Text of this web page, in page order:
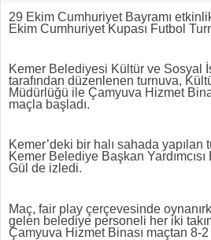
29 Ekim Cumhuriyet Bayramı
Ekim Cumhuriyet Kupası Futbol
Kemer Belediyesi Kültür ve Sosyal
tarafından düzenlenen turnuva,
Müdürlüğü ile Çamyuva Hizmet
maçla başladı.
Kemer’deki bir halı sahada yapılan
Kemer Belediye Başkan
Gül de izledi.
Maç, fair play çerçevesinde
gelen belediye personeli her iki
Çamyuva Hizmet Binası maçtan 8-2